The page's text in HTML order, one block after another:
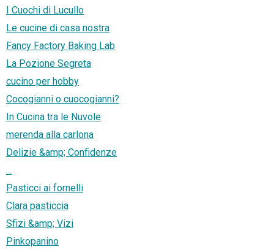
I Cuochi di Lucullo
Le cucine di casa nostra
Fancy Factory Baking Lab
La Pozione Segreta
cucino per hobby
Cocogianni o cuocogianni?
In Cucina tra le Nuvole
merenda alla carlona
Delizie &amp; Confidenze
...
Pasticci ai fornelli
Clara pasticcia
Sfizi &amp; Vizi
Pinkopanino